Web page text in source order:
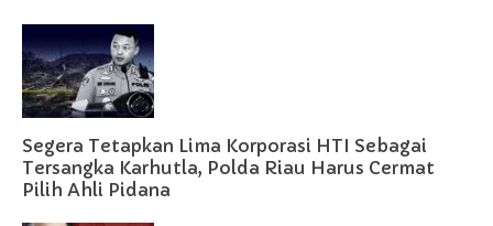
Segera Tetapkan Lima Korporasi HTI Sebagai
Tersangka Karhutla, Polda Riau Harus Cermat
Pilih Ahli Pidana